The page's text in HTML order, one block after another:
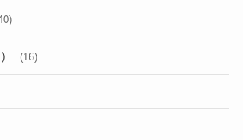
(16)